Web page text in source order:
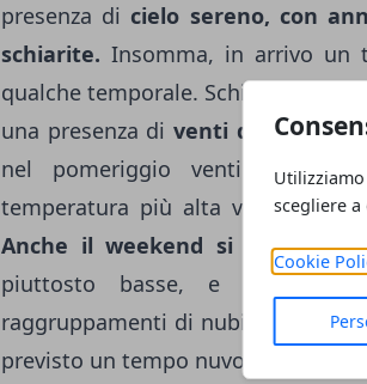
scegliere
Cookie
presenza di cielo sereno, con
schiarite. Insomma, in arrivo un
qualche temporale. Schiarite nella
una presenza di venti debolida
nel pomeriggio venti deboli
temperatura più alta verrà
Anche il weekend si
piuttosto basse, e
raggruppamenti di nubi nel
previsto un tempo nuvoloso,